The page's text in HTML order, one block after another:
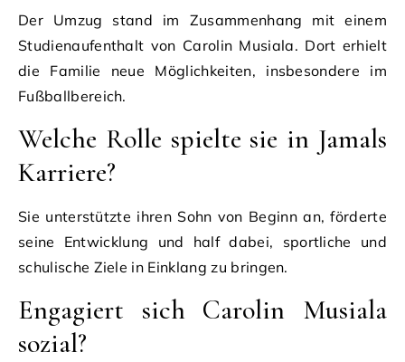
Der Umzug stand im Zusammenhang mit einem
Studienaufenthalt von Carolin Musiala. Dort erhielt
die Familie neue Möglichkeiten, insbesondere im
Fußballbereich.
Welche Rolle spielte sie in Jamals
Karriere?
Sie unterstützte ihren Sohn von Beginn an, förderte
seine Entwicklung und half dabei, sportliche und
schulische Ziele in Einklang zu bringen.
Engagiert sich Carolin Musiala
sozial?